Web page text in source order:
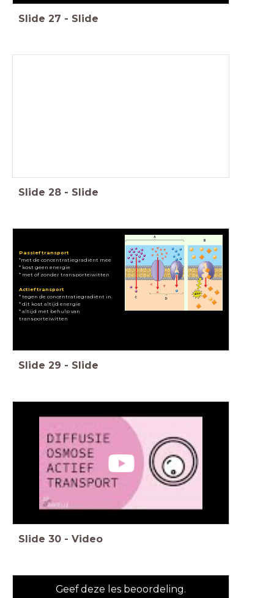
Slide 27 - Slide
Slide 28 - Slide
Passief transport
*met de concentratiegradiënt mee
* kost geen energie
* met of zonder transporteiwitten
Actief transport
* tegen de concentratiegradiënt in.
* dit kost altijd energie
* altijd met behulp van
transporteiwitten
Slide 29 - Slide
Slide 30 - Video
Geef deze les beoordeling.